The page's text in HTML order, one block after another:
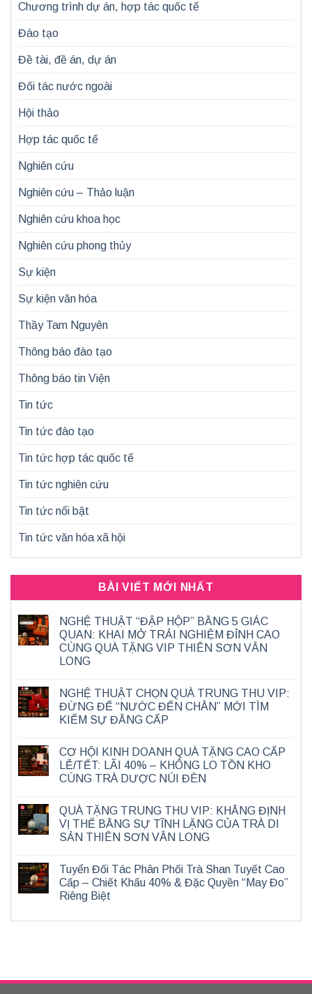
Chương trình dự án, hợp tác quốc tế
Đào tạo
Đề tài, đề án, dự án
Đối tác nước ngoài
Hội thảo
Hợp tác quốc tế
Nghiên cứu
Nghiên cứu – Thảo luận
Nghiên cứu khoa học
Nghiên cứu phong thủy
Sự kiện
Sự kiện văn hóa
Thầy Tam Nguyên
Thông báo đào tạo
Thông báo tin Viện
Tin tức
Tin tức đào tạo
Tin tức hợp tác quốc tế
Tin tức nghiên cứu
Tin tức nổi bật
Tin tức văn hóa xã hội
BÀI VIẾT MỚI NHẤT
NGHỆ THUẬT “ĐẬP HỘP” BẰNG 5 GIÁC
QUAN: KHAI MỞ TRẢI NGHIỆM ĐỈNH CAO
CÙNG QUÀ TẶNG VIP THIÊN SƠN VÂN
LONG
NGHỆ THUẬT CHỌN QUÀ TRUNG THU VIP:
ĐỪNG ĐỂ “NƯỚC ĐẾN CHÂN” MỚI TÌM
KIẾM SỰ ĐẲNG CẤP
CƠ HỘI KINH DOANH QUÀ TẶNG CAO CẤP
LỄ/TẾT: LÃI 40% – KHÔNG LO TỒN KHO
CÙNG TRÀ DƯỢC NÚI ĐÈN
QUÀ TẶNG TRUNG THU VIP: KHẲNG ĐỊNH
VỊ THẾ BẰNG SỰ TĨNH LẶNG CỦA TRÀ DI
SẢN THIÊN SƠN VÂN LONG
Tuyển Đối Tác Phân Phối Trà Shan Tuyết Cao
Cấp – Chiết Khấu 40% & Đặc Quyền “May Đo”
Riêng Biệt